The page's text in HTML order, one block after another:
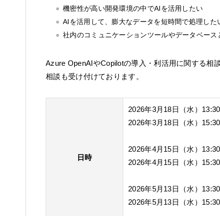
機密性が高い開発環境の中でAIを活用したい
AIを活用して、膨大なデータを短時間で処理した
社内のコミュニケーションツールやデータベー
Azure OpenAIやCopilotの導入・利活用に関する相
相談も受け付けております。
日時
2026年3月18日（水）
2026年3月18日（水）
2026年4月15日（水）
2026年4月15日（水）
2026年5月13日（水）
2026年5月13日（水）